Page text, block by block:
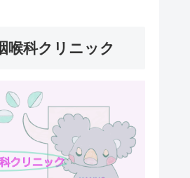
喉科クリニック